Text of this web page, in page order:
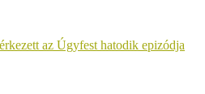
az Úgyfest hatodik epizódja